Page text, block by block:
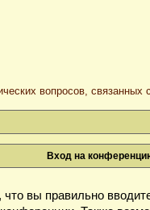
вопросов, связанных
Вход на
вы правильно